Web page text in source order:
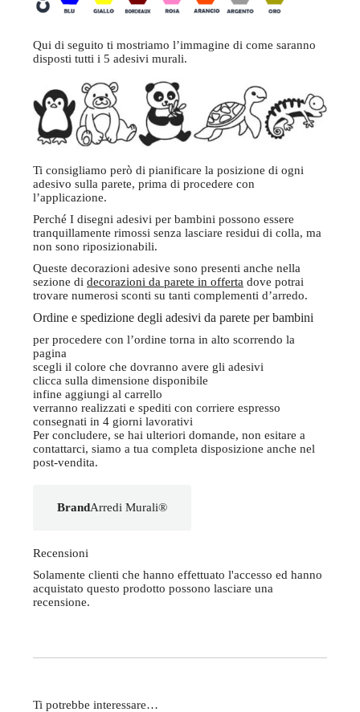
Qui di seguito ti mostriamo l’immagine di come saranno
disposti tutti i 5 adesivi murali.
Ti consigliamo però di pianificare la posizione di ogni
adesivo sulla parete, prima di procedere con
l’applicazione.
Perché I disegni adesivi per bambini possono essere
tranquillamente rimossi senza lasciare residui di colla, ma
non sono riposizionabili.
Queste decorazioni adesive sono presenti anche nella
sezione di decorazioni da parete in offerta dove potrai
trovare numerosi sconti su tanti complementi d’arredo.
Ordine e spedizione degli adesivi da parete per bambini
per procedere con l’ordine torna in alto scorrendo la
pagina
scegli il colore che dovranno avere gli adesivi
clicca sulla dimensione disponibile
infine aggiungi al carrello
verranno realizzati e spediti con corriere espresso
consegnati in 4 giorni lavorativi
Per concludere, se hai ulteriori domande, non esitare a
contattarci, siamo a tua completa disposizione anche nel
post-vendita.
BrandArredi Murali®
Recensioni
Solamente clienti che hanno effettuato l'accesso ed hanno
acquistato questo prodotto possono lasciare una
recensione.
Ti potrebbe interessare…